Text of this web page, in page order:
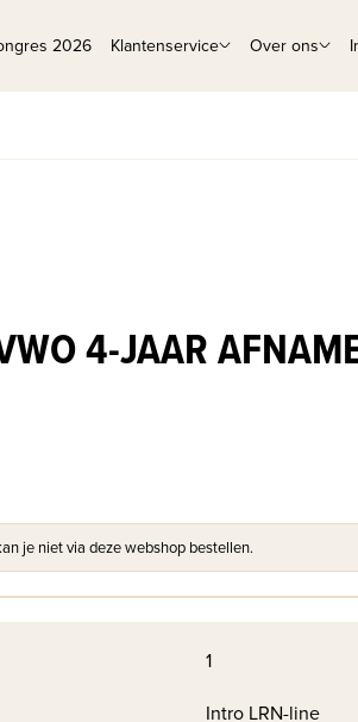
2026 Klantenservice Over ons
4-JAAR
je niet via deze webshop bestellen.
1
Intro LRN-line